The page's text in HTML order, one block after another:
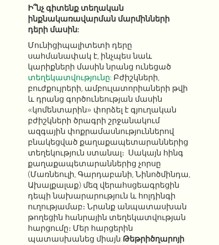
Ի՞նչ գիտենք տեղական
ինքնակառավարման մարմինների
դերի մասին:
Մունիցիպալիտետի դերը
սահմանափակ է, ինչպես նաև
կարիքների մասին նրանց ունեցած
տեղեկատվությունը:Բժիշկների,
բուժքույրերի, ամբուլատորիաների թվի
և դրանց գործունեության մասին
«կոմենտարին» փորձել է գյուղական
բժիշկների ծրագրի շրջանակում
ազգային փոքրամասնություններով
բնակեցված քաղաքապետարաններից
տեղեկություն ստանալ։ Սակայն հինգ
քաղաքապետարաններից չորսը
(Մառնեուլի, Գարդաբանի, Նինոծմինդա,
Ախալքալաք) մեզ վերահսցեագրեցին
դեպի նախարարություն և հոլդինգի
ուղությամաբ։ Նրանք անպատասխան
թողեցին հանրային տեղեկատվության
հարցումը։ Մեր հարցերին
պատասխանեց միայն Թեթրիծղարոյի